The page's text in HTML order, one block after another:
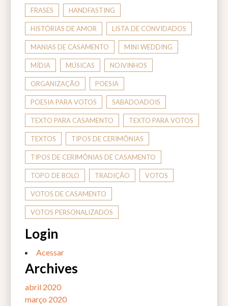
FRASES HANDFASTING
HISTÓRIAS DE AMOR LISTA DE CONVIDADOS
MANIAS DE CASAMENTO MINI WEDDING
MÍDIA MÚSICAS NOIVINHOS
ORGANIZAÇÃO POESIA
POESIA PARA VOTOS SABADOADOIS
TEXTO PARA CASAMENTO TEXTO PARA VOTOS
TEXTOS TIPOS DE CERIMÔNIAS
TIPOS DE CERIMÔNIAS DE CASAMENTO
TOPO DE BOLO TRADIÇÃO VOTOS
VOTOS DE CASAMENTO
VOTOS PERSONALIZADOS
Login
Acessar
Archives
abril 2020
março 2020